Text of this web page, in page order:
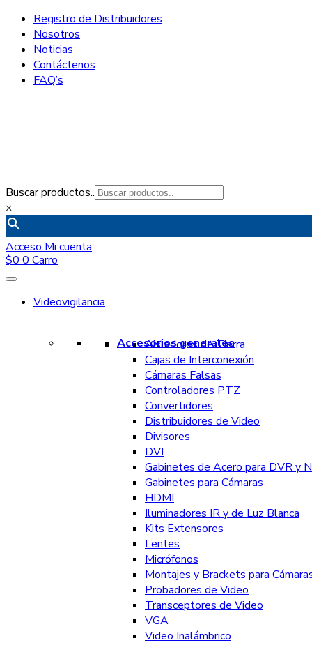
Registro de Distribuidores
Nosotros
Noticias
Contáctenos
FAQ’s
Buscar productos..
×
Acceso Mi cuenta
$0 0 Carro
Videovigilancia
Accesorios generales
Aisladores de Tierra
Cajas de Interconexión
Cámaras Falsas
Controladores PTZ
Convertidores
Distribuidores de Video
Divisores
DVI
Gabinetes de Acero para DVR y
Gabinetes para Cámaras
HDMI
Iluminadores IR y de Luz Blanca
Kits Extensores
Lentes
Micrófonos
Montajes y Brackets para
Probadores de Video
Transceptores de Video
VGA
Video Inalámbrico